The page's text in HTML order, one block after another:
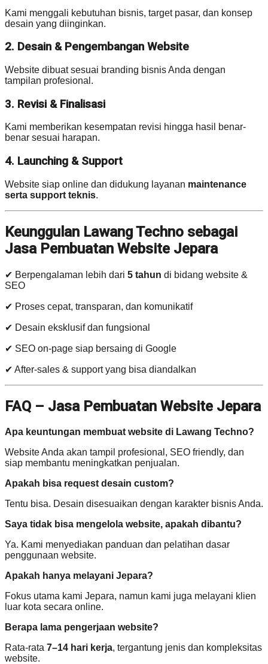
Kami menggali kebutuhan bisnis, target pasar, dan konsep
desain yang diinginkan.
2. Desain & Pengembangan Website
Website dibuat sesuai branding bisnis Anda dengan
tampilan profesional.
3. Revisi & Finalisasi
Kami memberikan kesempatan revisi hingga hasil benar-
benar sesuai harapan.
4. Launching & Support
Website siap online dan didukung layanan maintenance
serta support teknis.
Keunggulan Lawang Techno sebagai
Jasa Pembuatan Website Jepara
✔ Berpengalaman lebih dari 5 tahun di bidang website &
SEO
✔ Proses cepat, transparan, dan komunikatif
✔ Desain eksklusif dan fungsional
✔ SEO on-page siap bersaing di Google
✔ After-sales & support yang bisa diandalkan
FAQ – Jasa Pembuatan Website Jepara
Apa keuntungan membuat website di Lawang Techno?
Website Anda akan tampil profesional, SEO friendly, dan
siap membantu meningkatkan penjualan.
Apakah bisa request desain custom?
Tentu bisa. Desain disesuaikan dengan karakter bisnis Anda.
Saya tidak bisa mengelola website, apakah dibantu?
Ya. Kami menyediakan panduan dan pelatihan dasar
penggunaan website.
Apakah hanya melayani Jepara?
Fokus utama kami Jepara, namun kami juga melayani klien
luar kota secara online.
Berapa lama pengerjaan website?
Rata-rata 7–14 hari kerja, tergantung jenis dan kompleksitas
website.